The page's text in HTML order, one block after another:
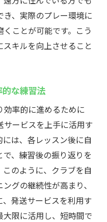
、実際のプレー環境に
ことが可能です。こう
キルを向上させること
な練習法
効率的に進めるために
ービスを上手に活用す
は、各レッスン後に自
、練習後の振り返りを
のように、クラブを自
グの継続性が高まり、
発送サービスを利用す
限に活用し、短時間で